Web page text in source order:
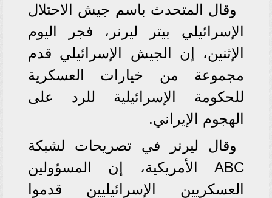
وقال المتحدث باسم جيش الاحتلال
الإسرائيلي بيتر ليرنر، فجر اليوم
الإثنين، إن الجيش الإسرائيلي قدم
مجموعة من خيارات العسكرية
للحكومة الإسرائيلية للرد على
الهجوم الإيراني.
وقال ليرنر في تصريحات لشبكة
ABC الأمريكية، إن المسؤولين
العسكريين الإسرائيليين قدموا